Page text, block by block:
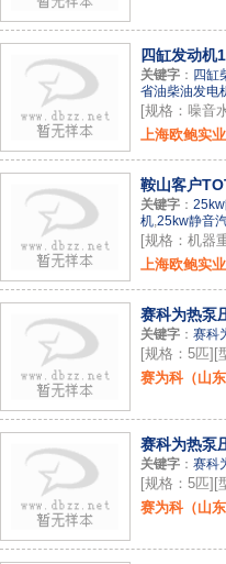
四缸发动机
关键字 ： 四缸
省油柴油发电
[规格：噪音
上海欧鲍实
鞍山客户
关键字 ：
机,25kw静音
[规格：机器
上海欧鲍实
赛科为热泵
关键字 ： 赛科
[规格：5匹][
赛为科（山
赛科为热泵
关键字 ： 赛科
[规格：5匹][
赛为科（山